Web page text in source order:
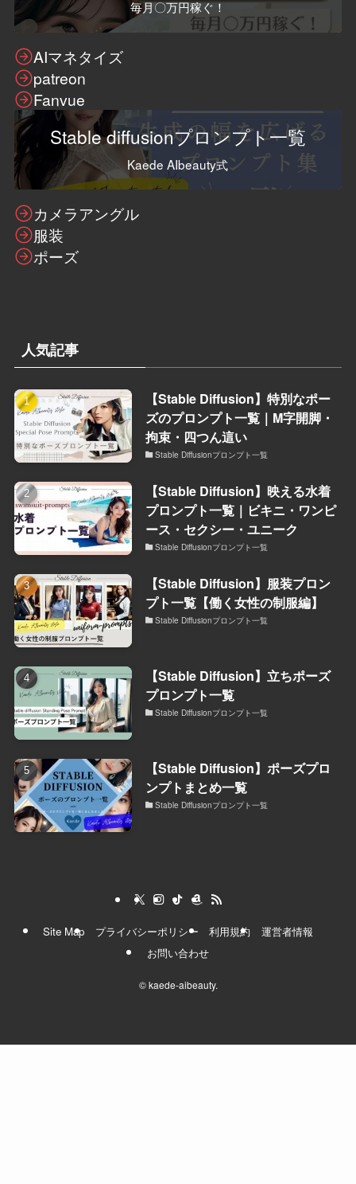
毎月〇万円稼ぐ！
AIマネタイズ
patreon
Fanvue
Stable diffusionプロンプト一覧
Kaede AIbeauty式
カメラアングル
服装
ポーズ
人気記事
【Stable Diffusion】特別なポー
ズのプロンプト一覧｜M字開脚・
拘束・四つん這い
Stable Diffusionプロンプト一覧
【Stable Diffusion】映える水着
プロンプト一覧｜ビキニ・ワンピ
ース・セクシー・ユニーク
Stable Diffusionプロンプト一覧
【Stable Diffusion】服装プロン
プト一覧【働く女性の制服編】
Stable Diffusionプロンプト一覧
【Stable Diffusion】立ちポーズ
プロンプト一覧
Stable Diffusionプロンプト一覧
【Stable Diffusion】ポーズプロ
ンプトまとめ一覧
Stable Diffusionプロンプト一覧
Site Map プライバシーポリシー 利用規約
運営者情報
お問い合わせ
©kaede-aibeauty.